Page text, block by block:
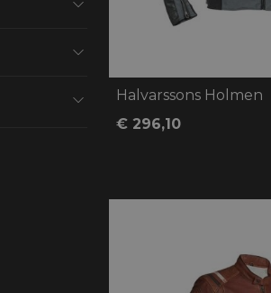
Halvarssons Holmen
€ 296,10